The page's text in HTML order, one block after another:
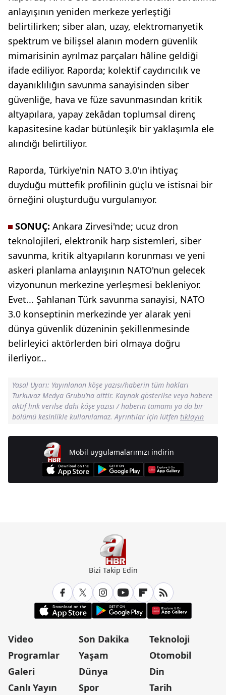
anlayışının yeniden merkeze yerleştiği
belirtilirken; siber alan, uzay, elektromanyetik
spektrum ve bilişsel alanın modern güvenlik
mimarisinin ayrılmaz parçaları hâline geldiği
ifade ediliyor. Raporda; kolektif caydırıcılık ve
dayanıklılığın savunma sanayisinden siber
güvenliğe, hava ve füze savunmasından kritik
altyapılara, yapay zekâdan toplumsal direnç
kapasitesine kadar bütünleşik bir yaklaşımla ele
alındığı belirtiliyor.
Raporda, Türkiye'nin NATO 3.0'ın ihtiyaç
duyduğu müttefik profilinin güçlü ve istisnai bir
örneğini oluşturduğu vurgulanıyor.
SONUÇ: Ankara Zirvesi'nde; ucuz dron
teknolojileri, elektronik harp sistemleri, siber
savunma, kritik altyapıların korunması ve yeni
askeri planlama anlayışının NATO'nun gelecek
vizyonunun merkezine yerleşmesi bekleniyor.
Evet... Şahlanan Türk savunma sanayisi, NATO
3.0 konseptinin merkezinde yer alarak yeni
dünya güvenlik düzeninin şekillenmesinde
belirleyici aktörlerden biri olmaya doğru
ilerliyor...
Yasal Uyarı: Yayınlanan köşe yazısı/haberin tüm hakları
Turkuvaz Medya Grubu’na aittir. Kaynak gösterilse veya habere
aktif link verilse dahi köşe yazısı / haberin tamamı ya da bir
bölümü kesinlikle kullanılamaz. Ayrıntılar için lütfen tıklayın
Mobil uygulamalarımızı indirin
Bizi Takip Edin
Video
Programlar
Galeri
Canlı Yayın
Son Dakika
Yaşam
Dünya
Spor
Teknoloji
Otomobil
Din
Tarih